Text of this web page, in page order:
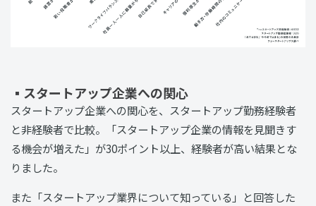
▪️スタートアップ企業への関心
スタートアップ企業への関心を、スタートアップ勤務経験者
と非経験者で比較。「スタートアップ企業の情報を見聞きす
る機会が増えた」が30ポイント以上、経験者が高い結果とな
りました。
また「スタートアップ業界について知っている」と回答した